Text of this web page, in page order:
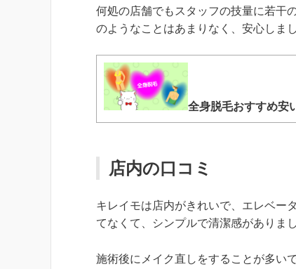
何処の店舗でもスタッフの技量に若干
のようなことはあまりなく、安心しまし
全身脱毛おすすめ安
店内の口コミ
キレイモは店内がきれいで、エレベー
てなくて、シンプルで清潔感がありまし
施術後にメイク直しをすることが多い